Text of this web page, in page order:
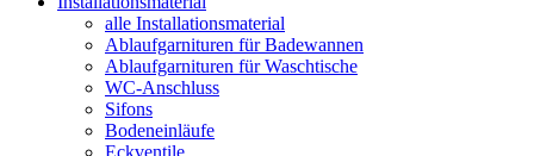
alle Installationsmaterial
Ablaufgarnituren für Badewannen
Ablaufgarnituren für Waschtische
WC-Anschluss
Sifons
Bodeneinläufe
Eckventile